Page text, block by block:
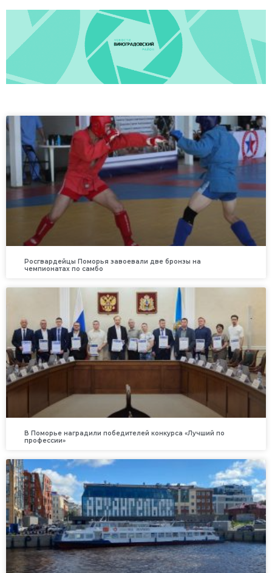
Росгвардейцы Поморья завоевали две бронзы на
чемпионатах по самбо
В Поморье наградили победителей конкурса «Лучший по
профессии»